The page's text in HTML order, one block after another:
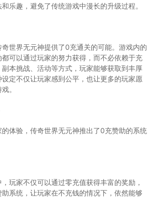
乐趣，避免了传统游戏中漫长的升级过程。
世界无元神提供了0充通关的可能。游戏内的
可以通过玩家的努力获得，而不必依赖于充
本挑战、活动等方式，玩家能够获取到丰厚
定不仅让玩家感到公平，也让更多的玩家愿
。
体验，传奇世界无元神推出了0充赞助的系统
玩家不仅可以通过零充值获得丰富的奖励，
系统，让玩家在不充钱的情况下，依然能够